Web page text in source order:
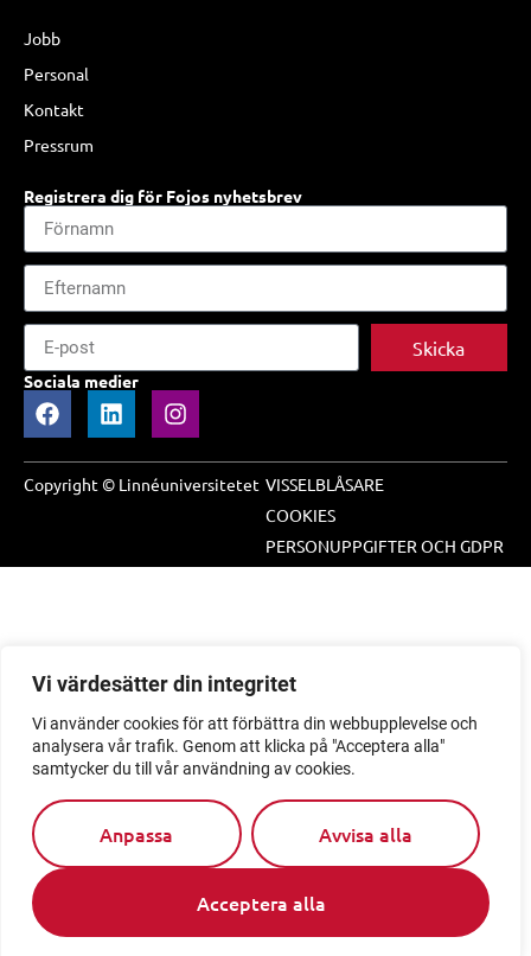
Vi värdesätter din integritet
Vi använder cookies för att förbättra din webbupplevelse och
analysera vår trafik. Genom att klicka på "Acceptera alla"
samtycker du till vår användning av cookies.
Anpassa Avvisa alla
Acceptera alla
Jobb
Personal
Kontakt
Pressrum
Registrera dig för Fojos nyhetsbrev
Skicka
Sociala medier
Copyright © Linnéuniversitetet VISSELBLÅSARE
COOKIES
PERSONUPPGIFTER OCH GDPR